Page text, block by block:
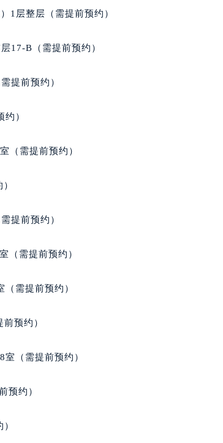
（需提前预约）
心（需提前预约）
心（需提前预约）
中心（需提前预约）
萧邦售后服务中心（需提前预约）
修授权店1楼萧邦售后服务中心（需提前预约）
座6层602室萧邦售后服务中心（需提前预约）
邦售后服务中心（需提前预约）
百货名表维修萧邦售后服务中心（需提前预约）
邦售后服务中心（需提前预约）
后服务中心（需提前预约）
售后服务中心（需提前预约）
邦售后服务中心（需提前预约）
1层整层（需提前预约）
17-B（需提前预约）
提前预约）
）
（需提前预约）
提前预约）
（需提前预约）
需提前预约）
预约）
（需提前预约）
预约）